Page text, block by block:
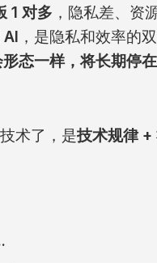
1 对多 ，隐私差、资
AI ，是隐私和效率的
态一样，将长期停
术了，是技术规律 +